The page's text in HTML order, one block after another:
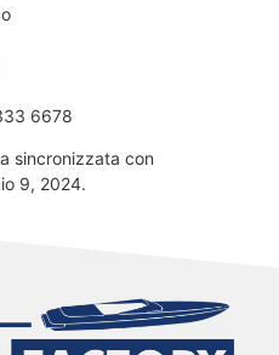
6678
sincronizzata con
9, 2024.